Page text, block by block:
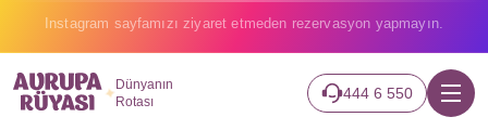
2026 turlarımız başladı hemen canlı takip edin.
Dünyanın
Rotası
444 6 550